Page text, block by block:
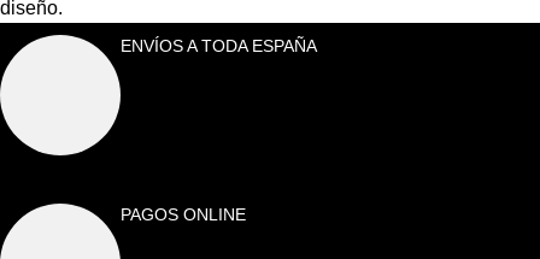
diseño.
ENVÍOS A TODA ESPAÑA
PAGOS ONLINE